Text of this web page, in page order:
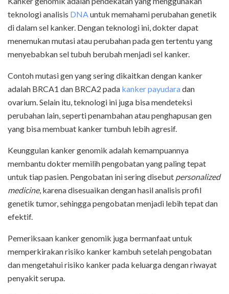
teknologi analisis DNAuntuk memahami perubahan genetik
di dalam sel kanker. Dengan teknologi ini, dokter dapat
menemukan mutasi atau perubahan pada gen tertentu yang
menyebabkan sel tubuh berubah menjadi sel kanker.
Contoh mutasi gen yang sering dikaitkan dengan kanker
adalah BRCA1 dan BRCA2 pada kanker payudaradan
ovarium. Selain itu, teknologi ini juga bisa mendeteksi
perubahan lain, seperti penambahan atau penghapusan gen
yang bisa membuat kanker tumbuh lebih agresif.
Keunggulan kanker genomik adalah kemampuannya
membantu dokter memilih pengobatan yang paling tepat
untuk tiap pasien. Pengobatan ini sering disebut personalized
medicine, karena disesuaikan dengan hasil analisis profil
genetik tumor, sehingga pengobatan menjadi lebih tepat dan
efektif.
Pemeriksaan kanker genomik juga bermanfaat untuk
memperkirakan risiko kanker kambuh setelah pengobatan
dan mengetahui risiko kanker pada keluarga dengan riwayat
penyakit serupa.